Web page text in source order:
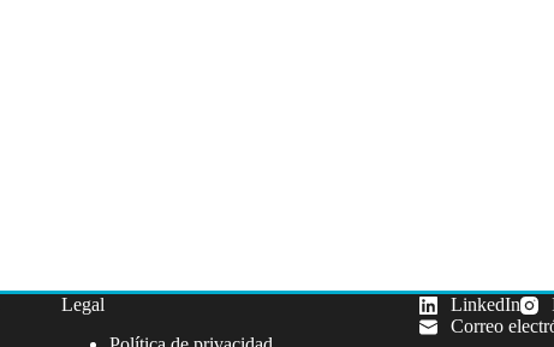
Legal
LinkedIn
Correo